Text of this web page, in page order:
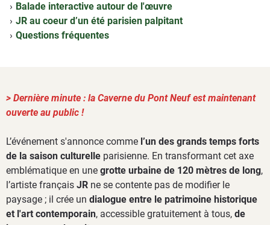
Balade interactive autour de l'œuvre
JR au coeur d’un été parisien palpitant
Questions fréquentes
> Dernière minute : la Caverne du Pont Neuf est maintenant
ouverte au public !
L’événement s'annonce comme l’un des grands temps forts
de la saison culturelle parisienne. En transformant cet axe
emblématique en une grotte urbaine de 120 mètres de long,
l’artiste français JR ne se contente pas de modifier le
paysage ; il crée un dialogue entre le patrimoine historique
et l'art contemporain, accessible gratuitement à tous, de